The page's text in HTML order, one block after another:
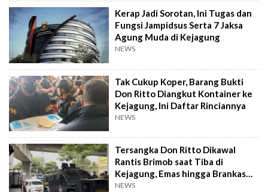
Kerap Jadi Sorotan, Ini Tugas dan
Fungsi Jampidsus Serta 7 Jaksa
Agung Muda di Kejagung
NEWS
Tak Cukup Koper, Barang Bukti
Don Ritto Diangkut Kontainer ke
Kejagung, Ini Daftar Rinciannya
NEWS
Tersangka Don Ritto Dikawal
Rantis Brimob saat Tiba di
Kejagung, Emas hingga Brankas
Ikut Dibawa
NEWS